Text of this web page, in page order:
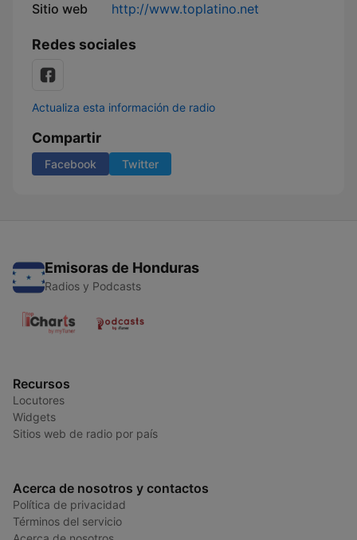
Sitio web http://www.toplatino.net
Redes sociales
Actualiza esta información de radio
Compartir
Facebook Twitter
Emisoras de Honduras
Radios y Podcasts
Recursos
Locutores
Widgets
Sitios web de radio por país
Acerca de nosotros y contactos
Política de privacidad
Términos del servicio